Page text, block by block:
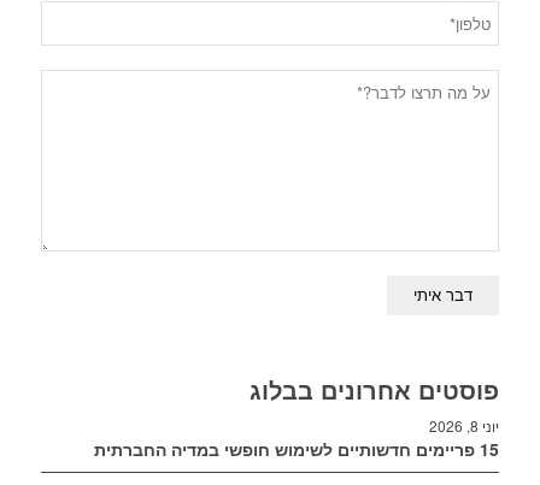
פוסטים אחרונים בבלוג
יוני 8, 2026
15 פריימים חדשותיים לשימוש חופשי במדיה החברתית